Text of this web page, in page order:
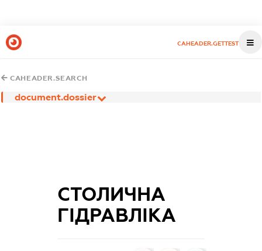
CAHEADER.GETTEST
CAHEADER.SEARCH
document.dossier
СТОЛИЧНА
ГІДРАВЛІКА